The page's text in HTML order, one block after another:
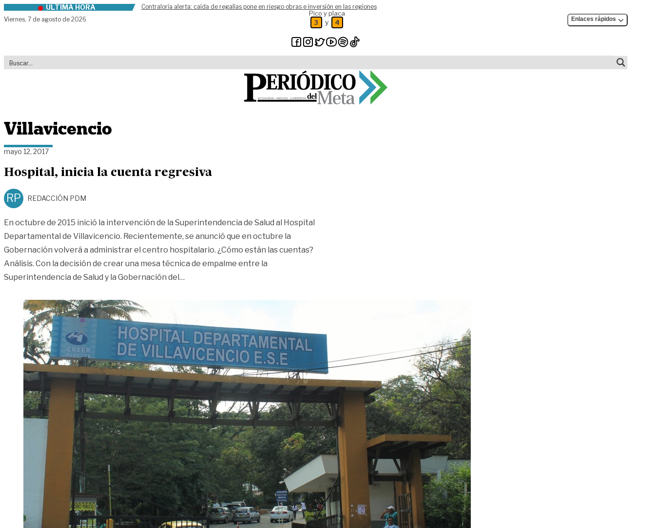
Skip to contentÚLTIMA HORA
Contraloría alerta: caída de regalías pone en riesgo obras e inversión en las regiones
Viernes, 7 de agosto de 2026
Pico y placa
3 y 4 Enlaces rápidos
Villavicencio
mayo 12, 2017
Hospital, inicia la cuenta regresiva
RP REDACCIÓN PDM
En octubre de 2015 inició la intervención de la Superintendencia de Salud al Hospital
Departamental de Villavicencio. Recientemente, se anunció que en octubre la
Gobernación volverá a administrar el centro hospitalario. ¿Cómo están las cuentas?
Análisis. Con la decisión de crear una mesa técnica de empalme entre la
Superintendencia de Salud y la Gobernación del…